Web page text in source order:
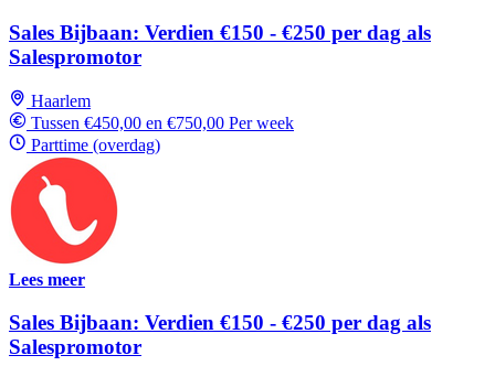
Sales Bijbaan: Verdien €150 - €250 per dag als
Salespromotor
Haarlem
Tussen €450,00 en €750,00 Per week
Parttime (overdag)
Lees meer
Sales Bijbaan: Verdien €150 - €250 per dag als
Salespromotor